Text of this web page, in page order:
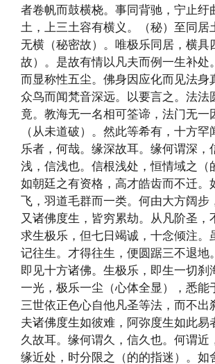
者卷帆而鼓横桡。事同背驰，宁止纡
土，上三土容有横义。（秘）至同居
无横（秘密故）。唯极乐同居，横具
故）。是故有情以凡夫而例一生补处
而显称性五尘。佛身因应化而见法身
众鸟而闻梵音深远。以要言之。法法
竟。教海无一名相可筌谛，法门无一
（从未道破）。然此等希有，十方罕
乐者，何哉。缘深故耳。缘何谓深，
浅，信浅也。信根浅处，恒情域之（
如朝廷之有资格，高才皓齿而不迁。
飞，羽道毛群而一类。何由大方阔步
又诸佛度生，皆穷累劫。从凡阶圣，
求生极乐，但七日竭诚，十念倾注。
记往生。才得往生，便圆踞三不退地
即见十方诸佛。生极乐，即生一切刹
一光，极乐一尘（心体全显），悉能
三世依正色心自他凡圣等法，而不出
夫诸佛度生如彼难，阿弥度生如此易
久故耳。缘何谓久，信久也。何谓近
缘近处，时分限之（的的指迷）。如